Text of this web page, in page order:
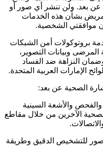
عن بعد. ولن تنشر أي صور أو
بشأن هذه الخدمات
موافقتي الشخصية.
بروتوكولات أمن الشبكات
المرضى وبيانات التصوير،
النزاهة ضد الفساد
الإمارات العربية المتحدة.
الصحية عن بعد:
والأشعة السينية
الآخرين من خلال مقاطع
للتشخيص الدقيق وطريقة